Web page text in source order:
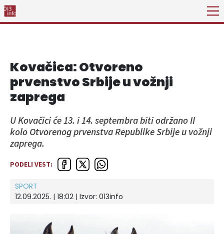
Kovačica: Otvoreno
prvenstvo Srbije u vožnji
zaprega
U Kovačici će 13. i 14. septembra biti održano II
kolo Otvorenog prvenstva Republike Srbije u vožnji
zaprega.
PODELI VEST:
SPORT
12.09.2025. | 18:02 | Izvor: 013info